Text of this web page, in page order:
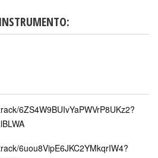
6ZS4W9BUIvYaPWVrP8UKz2?
6uou8VipE6JKC2YMkqrIW4?